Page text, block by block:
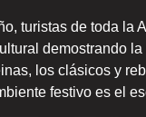
turistas de toda la
demostrando
los clásicos y
festivo es el